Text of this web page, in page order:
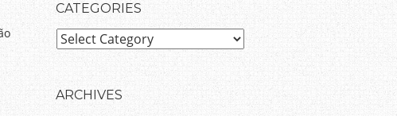
CATEGORIES
C
t
e
ARCHIVES